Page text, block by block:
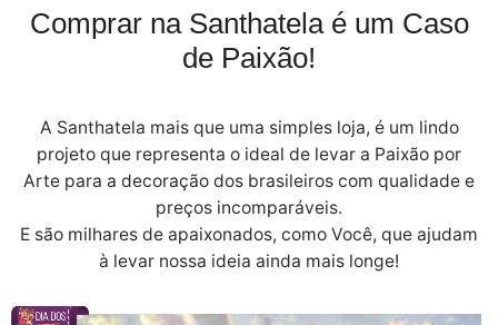
Comprar na Santhatela é um Caso
de Paixão!
A Santhatela mais que uma simples loja, é um lindo
projeto que representa o ideal de levar a Paixão por
Arte para a decoração dos brasileiros com qualidade e
preços incomparáveis.
E são milhares de apaixonados, como Você, que ajudam
à levar nossa ideia ainda mais longe!